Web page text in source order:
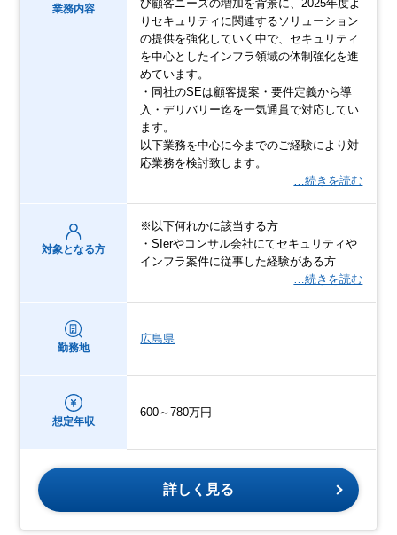
業務内容
び顧客ニーズの増加を背景に、2025年度よ
りセキュリティに関連するソリューション
の提供を強化していく中で、セキュリティ
を中心としたインフラ領域の体制強化を進
めています。
・同社のSEは顧客提案・要件定義から導
入・デリバリー迄を一気通貫で対応してい
ます。
以下業務を中心に今までのご経験により対
応業務を検討致します。
…続きを読む
対象となる方
※以下何れかに該当する方
・SIerやコンサル会社にてセキュリティや
インフラ案件に従事した経験がある方
…続きを読む
勤務地
広島県
想定年収
600～780万円
詳しく見る